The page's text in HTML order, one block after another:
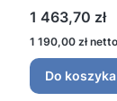
Cena
1 463,70 zł
Cena
1 190,00 zł
Do koszyka